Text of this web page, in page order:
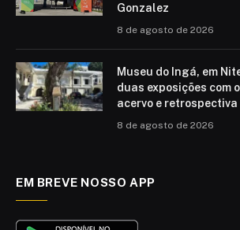
Gonzalez
8 de agosto de 2026
Museu do Ingá, em
duas exposições com
acervo e retrospectiva
8 de agosto de 2026
EM BREVE NOSSO APP